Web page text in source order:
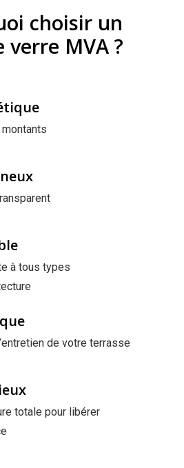
choisir un
verre MVA ?
à tous types
de votre terrasse
totale pour libérer